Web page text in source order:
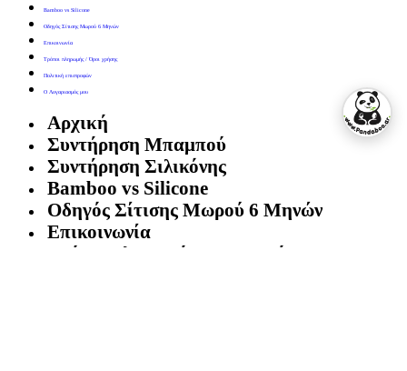
Bamboo vs Silicone
Οδηγός Σίτισης Μωρού 6 Μηνών
Επικοινωνία
Τρόποι πληρωμής / Όροι χρήσης
Πολιτική επιστροφών
Ο Λογαριασμός μου
Αρχική
Συντήρηση Μπαμπού
Συντήρηση Σιλικόνης
Bamboo vs Silicone
Οδηγός Σίτισης Μωρού 6 Μηνών
Επικοινωνία
Τρόποι πληρωμής / Όροι χρήσης